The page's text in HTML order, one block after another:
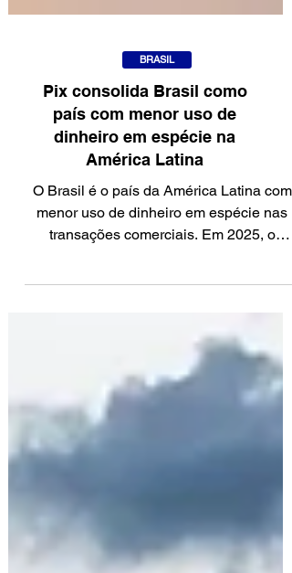
BRASIL
Pix consolida Brasil como
país com menor uso de
dinheiro em espécie na
América Latina
O Brasil é o país da América Latina com
menor uso de dinheiro em espécie nas
método representou 12% do valor
transacionado nos pontos de venda, o
índice mais baixo da região, segundo o
Global Payments Report 2026.A
informação é do Mercado e Consumo. A
média latino-americana de uso de cédulas
ficou em 23% do valor transacionado,
acima dos 14% registrados no mundo.